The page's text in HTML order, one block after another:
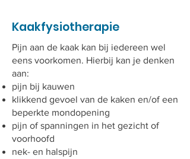
Kaakfysiotherapie
Pijn aan de kaak kan bij iedereen wel
eens voorkomen. Hierbij kan je denken
aan:
pijn bij kauwen
klikkend gevoel van de kaken en/of een
beperkte mondopening
pijn of spanningen in het gezicht of
voorhoofd
nek- en halspijn